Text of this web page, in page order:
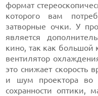
формат
которого вам
затворные очки. У
является
кино, так как большой
вентилятор
это снижает скорость
и шум проектора во
сохранности